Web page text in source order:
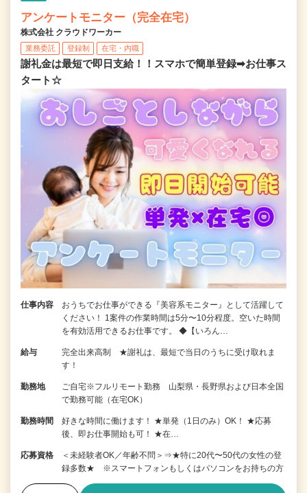
アンケートモニター（完全在宅）
株式会社 クラウドワーカー
業務委託 登録制 在宅・内職
謝礼金は最短で即日支給！！スマホで簡単登録➡お仕事ス
タート☆
仕事内容
おうちでお仕事ができる『美容系モニター』として活躍して
ください！ 1案件の作業時間は5分〜10分程度。空いた時間
を有効活用できるお仕事です。 ◆【いろん…
給与
完全出来高制 ★謝礼は、最短で当日のうちに受け取れま
す！
勤務地
ご自宅※フルリモート勤務 山梨県・長野県および日本全国
で勤務可能（在宅OK）
勤務時間
好きな時間に働けます！ ★単発（1日のみ）OK！ ★応募
後、即お仕事開始も可！ ★在…
応募資格
＜未経験者OK／年齢不問＞⇒★特に20代〜50代の女性の登
録多数★ ※スマートフォンもしくはパソコンをお持ちの方